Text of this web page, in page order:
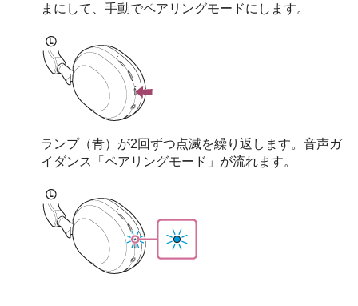
まにして、手動でペアリングモードにします。
ランプ（青）が2回ずつ点滅を繰り返します。音声ガ
イダンス
「ペアリングモード」 が流れます。